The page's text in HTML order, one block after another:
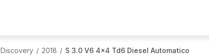
Discovery / 2018 / S 3.0 V6 4x4 Td6 Diesel Automatico